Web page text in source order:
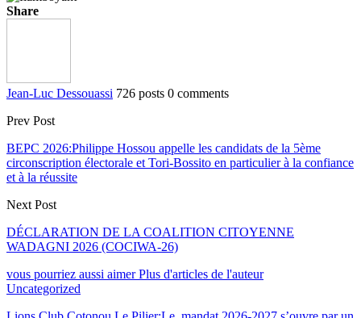
Share
Jean-Luc Dessouassi 726 posts 0 comments
Prev Post
BEPC 2026:Philippe Hossou appelle les candidats de la 5ème
circonscription électorale et Tori-Bossito en particulier à la confiance
et à la réussite
Next Post
DÉCLARATION DE LA COALITION CITOYENNE
WADAGNI 2026 (COCIWA-26)
vous pourriez aussi aimer Plus d'articles de l'auteur
Uncategorized